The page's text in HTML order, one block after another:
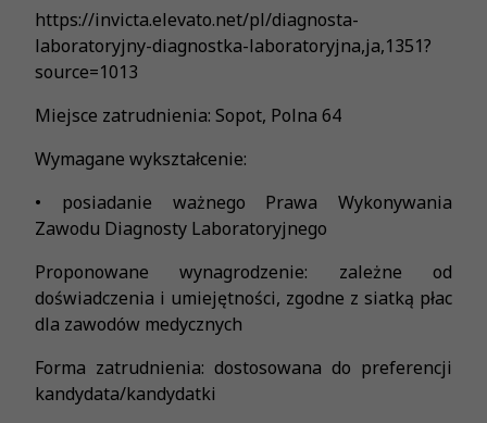
https://invicta.elevato.net/pl/diagnosta-
laboratoryjny-diagnostka-laboratoryjna,ja,1351?
source=1013
Miejsce zatrudnienia: Sopot, Polna 64
Wymagane wykształcenie:
• posiadanie ważnego Prawa Wykonywania
Zawodu Diagnosty Laboratoryjnego
Proponowane wynagrodzenie: zależne od
doświadczenia i umiejętności, zgodne z siatką płac
dla zawodów medycznych
Forma zatrudnienia: dostosowana do preferencji
kandydata/kandydatki